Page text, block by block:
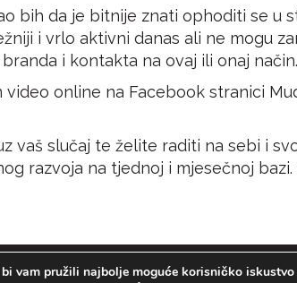
bih da je bitnije znati ophoditi se u
i vrlo aktivni danas ali ne mogu
i kontakta na ovaj ili onaj način.
video online na Facebook stranici
vaš slučaj te želite raditi na sebi i
razvoja na tjednoj i mjesečnoj
Copyright 2019 MUDRA SOVA © All Rights
vam pružili najbolje moguće korisničko